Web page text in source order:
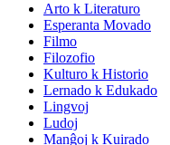
Arto k Literaturo
Esperanta Movado
Filmo
Filozofio
Kulturo k Historio
Lernado k Edukado
Lingvoj
Ludoj
Manĝoj k Kuirado